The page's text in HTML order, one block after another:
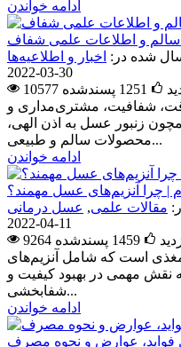
ادامه خواندن
سالم و اطلاعات علمی شفاف
شده در: اخبار و اطلاعیه‌ها
2022-03-30
1251 پسندشده
شفافیت، مشتری‌مداری و
زنبور عسل به اذن الهی،
محصولات سالم و طبیعی...
ادامه خواندن
| چرا آنزیم‌های عسل مهمند؟
مقالات علمی, عسل درمانی
2022-04-11
بازدید
1459 پسندشده
است که شامل آنزیم‌های
مهمی در بهبود کیفیت و
شفابخشی...
ادامه خواندن
فواید، عوارض و نحوه مصرف